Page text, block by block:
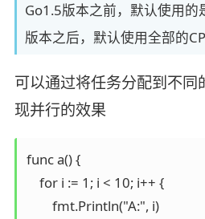
Go1.5版本之前，默认使用的
版本之后，默认使用全部的
可以通过将任务分配到不同
现并行的效果
func a() {
    for i := 1; i < 10; i++ {
        fmt.Println("A:", i)